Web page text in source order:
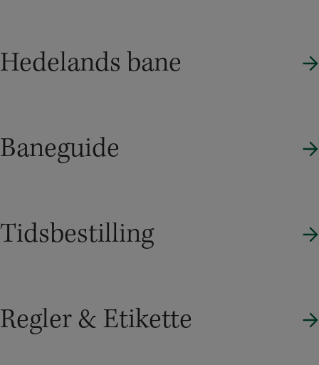
Hedelands bane
Baneguide
Tidsbestilling
Regler & Etikette